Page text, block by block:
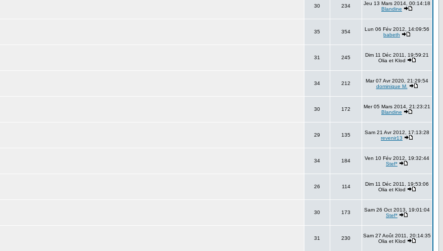
30 234
Jeu 13 Mars 2014, 00:14:18
Blandine
35 354
Lun 06 Fév 2012, 14:09:56
babeth
31 245
Dim 11 Déc 2011, 19:59:21
Olia et Klod
34 212
Mar 07 Avr 2020, 21:29:54
dominique M.
30 172
Mer 05 Mars 2014, 21:23:21
Blandine
29 135
Sam 21 Avr 2012, 17:13:28
revenir13
34 184
Ven 10 Fév 2012, 19:32:44
Stef*
26 114
Dim 11 Déc 2011, 19:53:06
Olia et Klod
30 173
Sam 26 Oct 2013, 19:01:04
Stef*
31 230
Sam 27 Août 2011, 20:14:35
Olia et Klod